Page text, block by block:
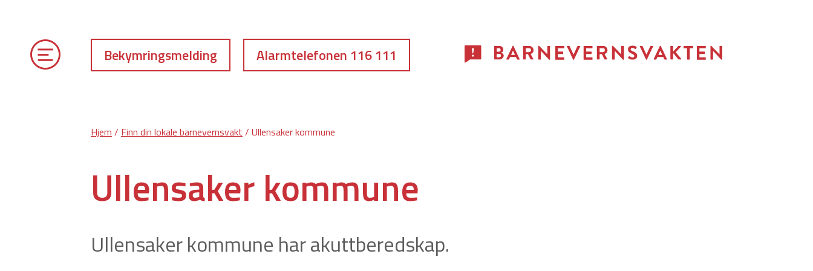
Bekymringsmelding Alarmtelefonen 116 111
Hjem / Finn din lokale barnevernsvakt / Ullensaker kommune
Ullensaker kommune
Ullensaker kommune har akuttberedskap.